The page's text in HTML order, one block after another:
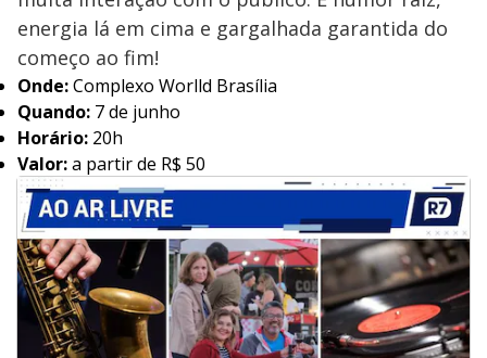
energia lá em cima e gargalhada garantida do
começo ao fim!
Onde:Complexo Worlld Brasília
Quando: 7 de junho
Horário: 20h
Valor:a partir de R$ 50